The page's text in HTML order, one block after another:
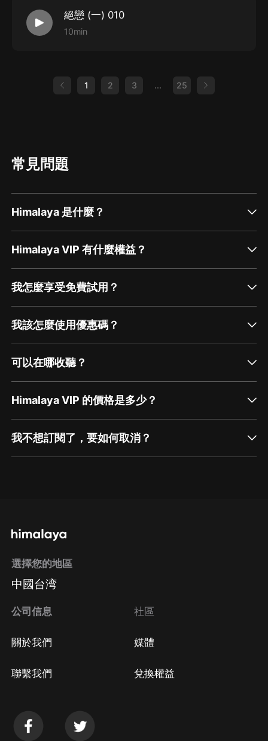
絕戀 (一) 010
10min
1 2 3 ... 25
常見問題
Himalaya 是什麼？
Himalaya VIP 有什麼權益？
我怎麼享受免費試用？
我該怎麼使用優惠碼？
可以在哪收聽？
Himalaya VIP 的價格是多少？
我不想訂閱了，要如何取消？
方法 Google Play取消訂閱方法
選擇您的地區
中國台湾
公司信息
關於我們
聯繫我們
社區
媒體
兌換權益